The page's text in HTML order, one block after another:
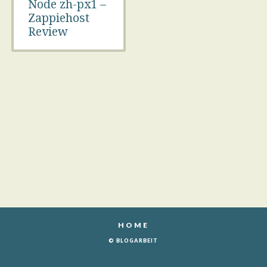
Node zh-px1 –
Zappiehost
Review
HOME
© BLOGARBEIT